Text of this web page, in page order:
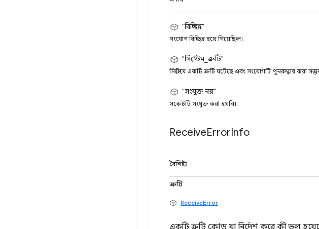
"বিচ্ছিন্ন"
সংযোগ বিচ্ছিন্ন হয়ে গিয়েছিল।
"সিস্টেম_ত্রুটি"
সিস্টেমে একটি ত্রুটি ঘটেছে এবং সংযোগটি পুনরুদ্ধার করা
"সংযুক্ত নয়"
সকেটটি সংযুক্ত করা হয়নি।
ReceiveErrorInfo
বৈশিষ্ট্য
ত্রুটি
ReceiveError
একটি ত্রুটি কোড যা নির্দেশ করে কী ভুল